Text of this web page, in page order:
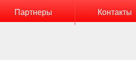
Партнеры Контакты